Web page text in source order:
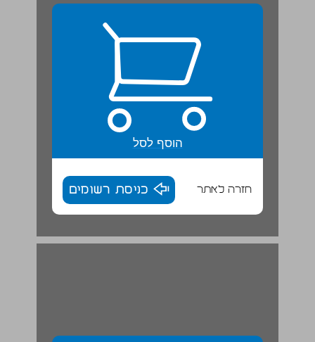
הוסף לסל
חזרה לאתר כניסת רשומים